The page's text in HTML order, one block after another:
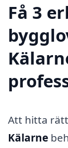
Få 3
Att hitta
Kälarne